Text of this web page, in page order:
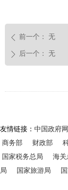
ꄴ 前一个： 无
ꄲ 后一个： 无
友情链接： 中国政府网
商务部
财政部
国家税务总局
海
局
国家旅游局